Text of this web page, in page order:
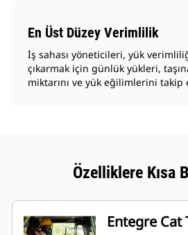
En Üst Düzey Verimlilik
İş sahası yöneticileri, yük
çıkarmak için günlük yükleri,
miktarını ve yük eğilimlerini takip
Özelliklere Kısa
Entegre Cat